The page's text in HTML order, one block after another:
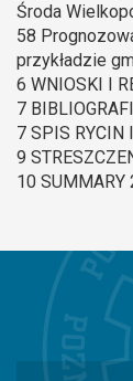
Środa
58
przykładzie
6 WNIOSKI I
7
7 SPIS RYCIN
9
10 SUMMARY